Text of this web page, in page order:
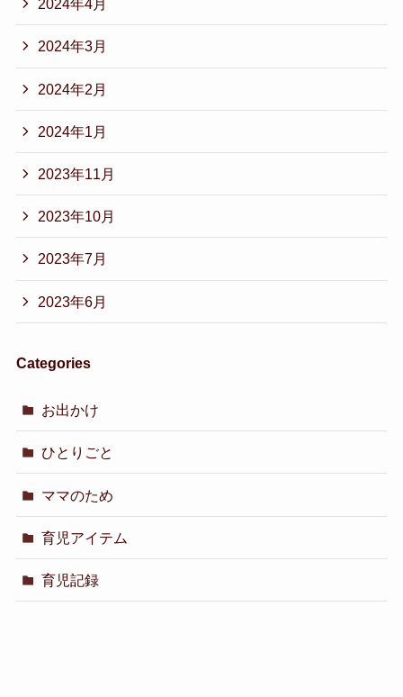
2024年4月
2024年3月
2024年2月
2024年1月
2023年11月
2023年10月
2023年7月
2023年6月
Categories
お出かけ
ひとりごと
ママのため
育児アイテム
育児記録